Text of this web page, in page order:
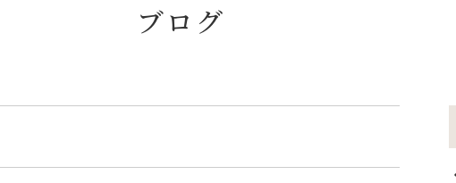
至急買い会員権情報ブログ